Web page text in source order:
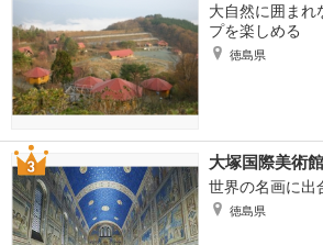
大自然に囲まれ
プを楽しめる
徳島県
大塚国際美術館
世界の名画に出
徳島県